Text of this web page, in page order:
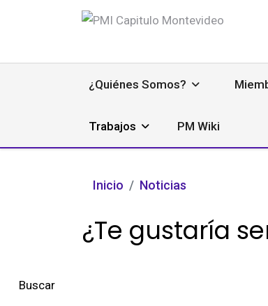
¿Quiénes Somos?
Trabajos PM Wiki
Inicio Noticias
¿Te gustaría
Buscar